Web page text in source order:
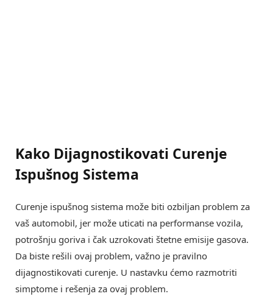
Kako Dijagnostikovati Curenje
Ispušnog Sistema
Curenje ispušnog sistema može biti ozbiljan problem za
vaš automobil, jer može uticati na performanse vozila,
potrošnju goriva i čak uzrokovati štetne emisije gasova.
Da biste rešili ovaj problem, važno je pravilno
dijagnostikovati curenje. U nastavku ćemo razmotriti
simptome i rešenja za ovaj problem.